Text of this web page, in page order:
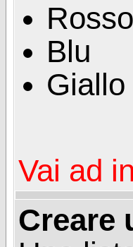
Rosso
Blu
Giallo
Vai ad
Creare